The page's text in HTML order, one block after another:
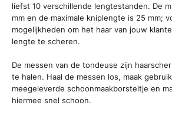
liefst 10 verschillende lengtestanden. De
mm en de maximale kniplengte is 25 mm;
mogelijkheden om het haar van jouw
lengte te scheren.
De messen van de tondeuse zijn
te halen. Haal de messen los, maak
meegeleverde schoonmaakborsteltje en
hiermee snel schoon.